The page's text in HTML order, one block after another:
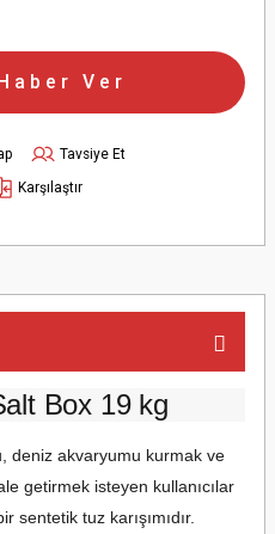
Ver
Tavsiye Et
Karşılaştır
Box 19 kg
deniz akvaryumu kurmak ve
getirmek isteyen kullanıcılar
sentetik tuz karışımıdır.